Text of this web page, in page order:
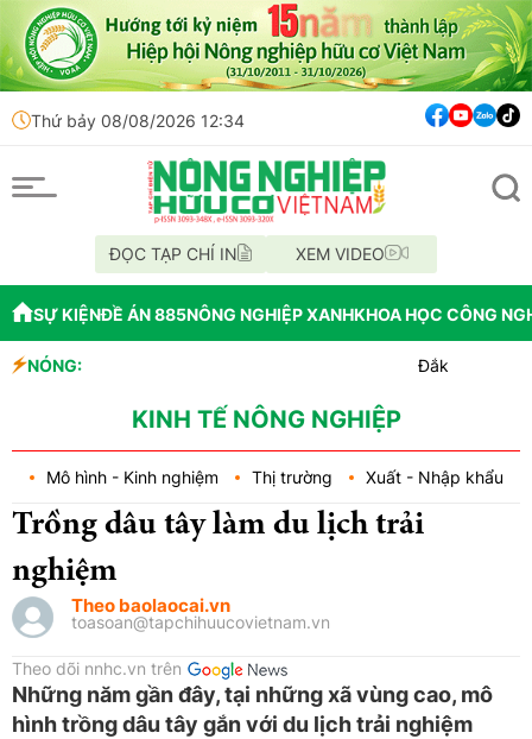
Thứ bảy 08/08/2026 12:34
ĐỌC TẠP CHÍ IN XEM VIDEO
SỰ KIỆNĐỀ ÁN 885NÔNG NGHIỆP XANHKHOA HỌC CÔNG
NÓNG:
Đắk Lắk tổ chức diễu
Tổ chức lấy mẫu AND
KINH TẾ NÔNG NGHIỆP
Mô hình - Kinh nghiệm Thị trường Xuất - Nhập khẩu
Trồng dâu tây làm du lịch trải
nghiệm
Theo baolaocai.vn
toasoan@tapchihuucovietnam.vn
Theo dõi nnhc.vn trên
Những năm gần đây, tại những xã vùng cao, mô
hình trồng dâu tây gắn với du lịch trải nghiệm